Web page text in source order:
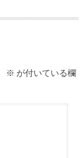
※ が付いている欄